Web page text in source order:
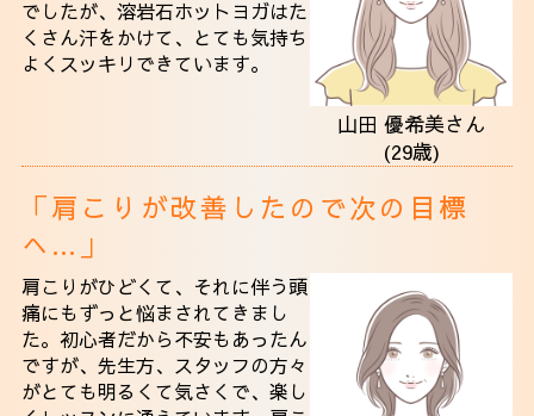
山田 優希美さん
(29歳)
でしたが、溶岩石ホットヨガはた
くさん汗をかけて、とても気持ち
よくスッキリできています。
「肩こりが改善したので次の目標
へ…」
肩こりがひどくて、それに伴う頭
痛にもずっと悩まされてきまし
た。初心者だから不安もあったん
ですが、先生方、スタッフの方々
がとても明るくて気さくで、楽し